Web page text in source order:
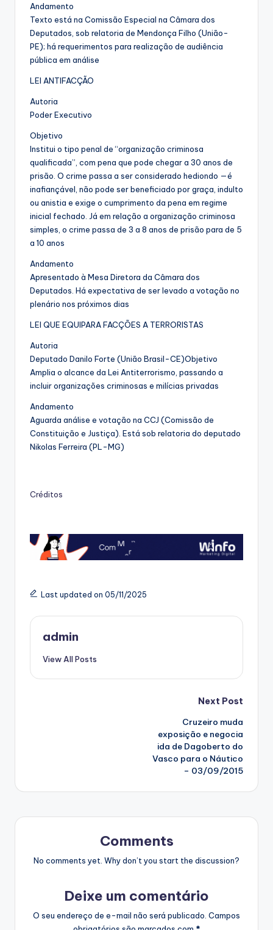
Andamento
Texto está na Comissão Especial na Câmara dos
Deputados, sob relatoria de Mendonça Filho (União-
PE); há requerimentos para realização de audiência
pública em análise
LEI ANTIFACÇÃO
Autoria
Poder Executivo
Objetivo
Institui o tipo penal de “organização criminosa
qualificada”, com pena que pode chegar a 30 anos de
prisão. O crime passa a ser considerado hediondo —é
inafiançável, não pode ser beneficiado por graça, indulto
ou anistia e exige o cumprimento da pena em regime
inicial fechado. Já em relação a organização criminosa
simples, o crime passa de 3 a 8 anos de prisão para de 5
a 10 anos
Andamento
Apresentado à Mesa Diretora da Câmara dos
Deputados. Há expectativa de ser levado a votação no
plenário nos próximos dias
LEI QUE EQUIPARA FACÇÕES A TERRORISTAS
Autoria
Deputado Danilo Forte (União Brasil-CE)Objetivo
Amplia o alcance da Lei Antiterrorismo, passando a
incluir organizações criminosas e milícias privadas
Andamento
Aguarda análise e votação na CCJ (Comissão de
Constituição e Justiça). Está sob relatoria do deputado
Nikolas Ferreira (PL-MG)
Créditos
Last updated on 05/11/2025
admin
View All Posts
Next Post
Cruzeiro muda
exposição e negocia
ida de Dagoberto do
Vasco para o Náutico
– 03/09/2015
Comments
No comments yet. Why don’t you start the discussion?
Deixe um comentário
O seu endereço de e-mail não será publicado. Campos